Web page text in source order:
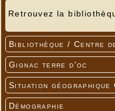
Retrouvez la
Bibliothèque / Centre
Gignac terre d'oc
Situation
Démographie